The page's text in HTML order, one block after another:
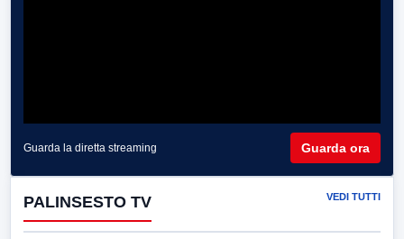
Guarda la diretta streaming Guarda ora
PALINSESTO TV VEDI TUTTI